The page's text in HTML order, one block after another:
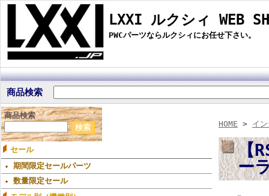
LXXI ルクシィ WEB
PWCパーツならルクシィにお任せ下さい。
商品検索
商品検索
セール
期間限定セールパーツ
数量限定セール
HOME > イ
【
ー